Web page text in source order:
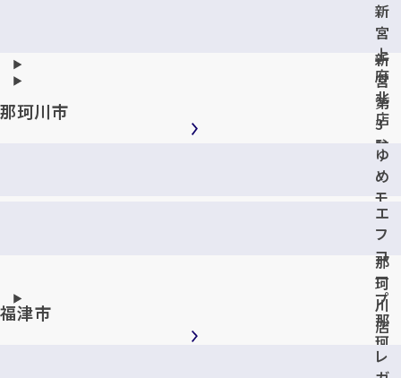
ア
ル
新
宮
第
3
駐
車
場
店
新
宮
上
府
北
店
那珂川市
ゆ
め
モ
ー
ル
那
珂
川
店
エ
フ
コ
ー
プ
那
珂
川
福津市
レ